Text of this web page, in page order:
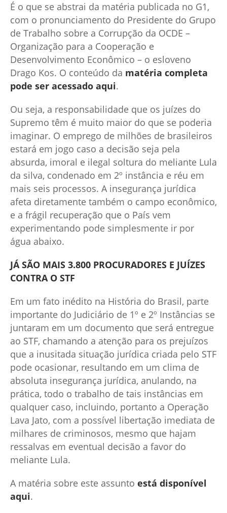
É o que se abstrai da matéria publicada no G1,
com o pronunciamento do Presidente do Grupo
de Trabalho sobre a Corrupção da OCDE –
Organização para a Cooperação e
Desenvolvimento Econômico – o esloveno
Drago Kos. O conteúdo da matéria completa
pode ser acessado aqui.
Ou seja, a responsabilidade que os juízes do
Supremo têm é muito maior do que se poderia
imaginar. O emprego de milhões de brasileiros
estará em jogo caso a decisão seja pela
absurda, imoral e ilegal soltura do meliante Lula
da silva, condenado em 2º instância e réu em
mais seis processos. A insegurança jurídica
afeta diretamente também o campo econômico,
e a frágil recuperação que o País vem
experimentando pode simplesmente ir por
água abaixo.
JÁ SÃO MAIS 3.800 PROCURADORES E JUÍZES
CONTRA O STF
Em um fato inédito na História do Brasil, parte
importante do Judiciário de 1º e 2º Instâncias se
juntaram em um documento que será entregue
ao STF, chamando a atenção para os prejuízos
que a inusitada situação jurídica criada pelo STF
pode ocasionar, resultando em um clima de
absoluta insegurança jurídica, anulando, na
prática, todo o trabalho de tais instâncias em
qualquer caso, incluindo, portanto a Operação
Lava Jato, com a possível libertação imediata de
milhares de criminosos, mesmo que hajam
ressalvas em eventual decisão a favor do
meliante Lula.
A matéria sobre este assunto está disponível
aqui.